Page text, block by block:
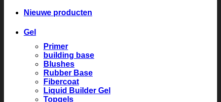
Nieuwe producten
Gel
Primer
building base
Blushes
Rubber Base
Fibercoat
Liquid Builder Gel
Topgels